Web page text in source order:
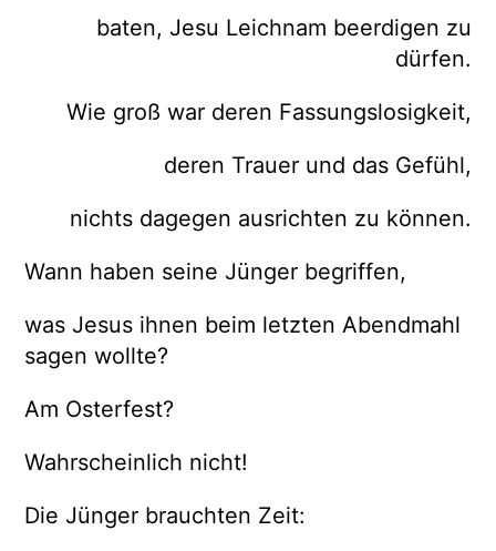
baten, Jesu Leichnam beerdigen zu
dürfen.
Wie groß war deren Fassungslosigkeit,
deren Trauer und das Gefühl,
nichts dagegen ausrichten zu können.
Wann haben seine Jünger begriffen,
was Jesus ihnen beim letzten Abendmahl
sagen wollte?
Am Osterfest?
Wahrscheinlich nicht!
Die Jünger brauchten Zeit: